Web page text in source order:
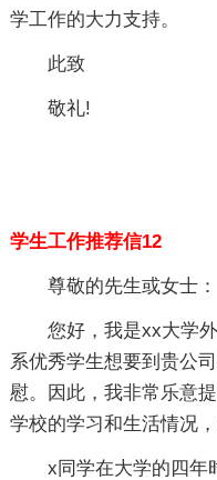
学工作的大力支持。
此致
敬礼!
学生工作推荐信12
尊敬的先生或女士：
您好，我是xx大学
系优秀学生想要到贵公
慰。因此，我非常乐意
学校的学习和生活情况
x同学在大学的四年